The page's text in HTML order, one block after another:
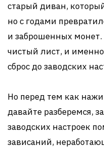
старый диван,
но с годами
и заброшенных
чистый лист, и
сброс до заводских
Но перед тем как
давайте разберемся,
заводских настроек
зависаний,